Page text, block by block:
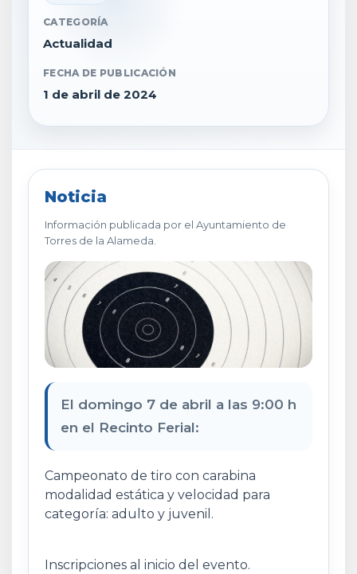
CATEGORÍA
Actualidad
FECHA DE PUBLICACIÓN
1 de abril de 2024
Noticia
Información publicada por el Ayuntamiento de
Torres de la Alameda.
El domingo 7 de abril a las 9:00 h
en el Recinto Ferial:
Campeonato de tiro con carabina
modalidad estática y velocidad para
categoría: adulto y juvenil.
Inscripciones al inicio del evento.